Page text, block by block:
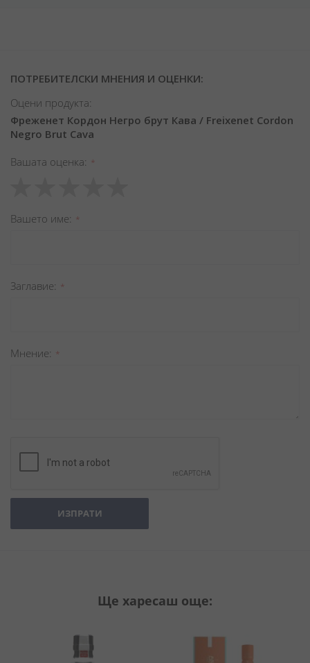
ПОТРЕБИТЕЛСКИ МНЕНИЯ И ОЦЕНКИ:
Оцени продукта:
Фреженет Кордон Негро брут Кава / Freixenet Cordon
Negro Brut Cava
Вашата оценка
star
stars
stars
stars
stars
Вашето име
Заглавиe
Мнение
ИЗПРАТИ
Ще харесаш още: